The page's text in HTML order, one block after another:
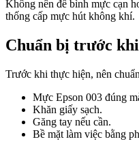
Không nên để bình mực cạn
thống cấp mực hút không khí.
Chuẩn bị trước
Trước khi thực hiện, nên
Mực Epson 003 đúng
Khăn giấy sạch.
Găng tay nếu cần.
Bề mặt làm việc bằng